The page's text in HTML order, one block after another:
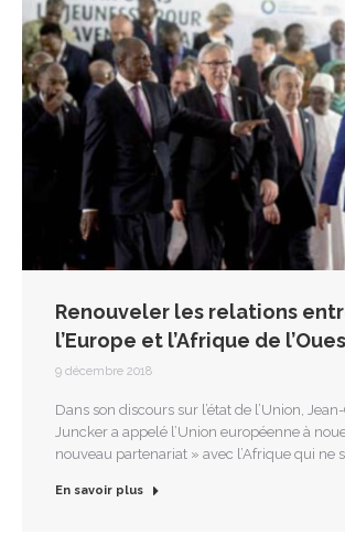
Renouveler les relations
l’Europe et l’Afrique de
9 décembre 2018
Dans son discours sur l’état de l’Union,
Juncker a appelé l’Union européenne à
nouveau partenariat » avec l’Afrique qui ne
En savoir plus